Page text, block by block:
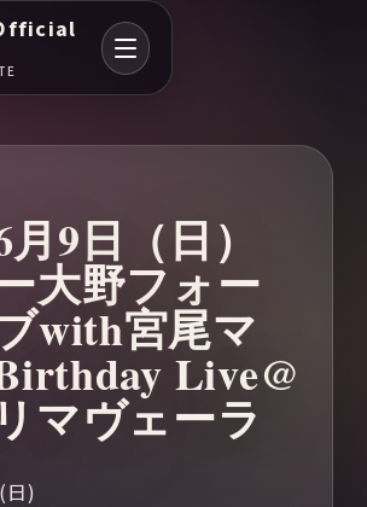
9日（日）
大野フォー
with宮尾マ
Live@
マヴェーラ
日)